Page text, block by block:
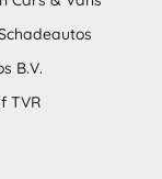
B.V.
TVR